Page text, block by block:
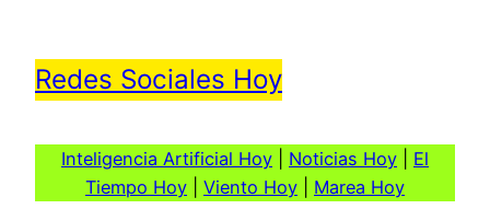
Redes Sociales Hoy
Inteligencia Artificial Hoy Noticias Hoy
El
Tiempo Hoy
Viento Hoy Marea Hoy